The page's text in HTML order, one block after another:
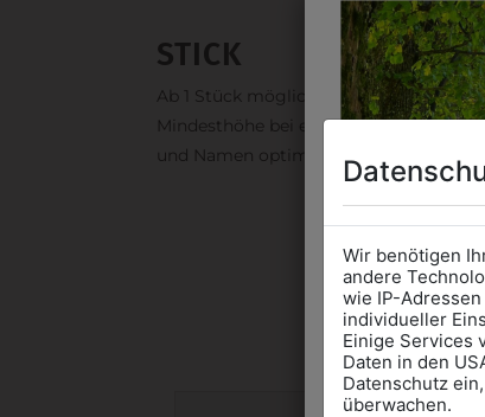
STICK
Ab 1 Stück möglich in vielen Farben.
Mindesthöhe bei einem Schriftzug. Für
und Namen optimal. Waschbar bis zu
Wir benötigen
andere
wie IP-
individueller
Einige Services
Daten in den
Datenschutz
überwachen.